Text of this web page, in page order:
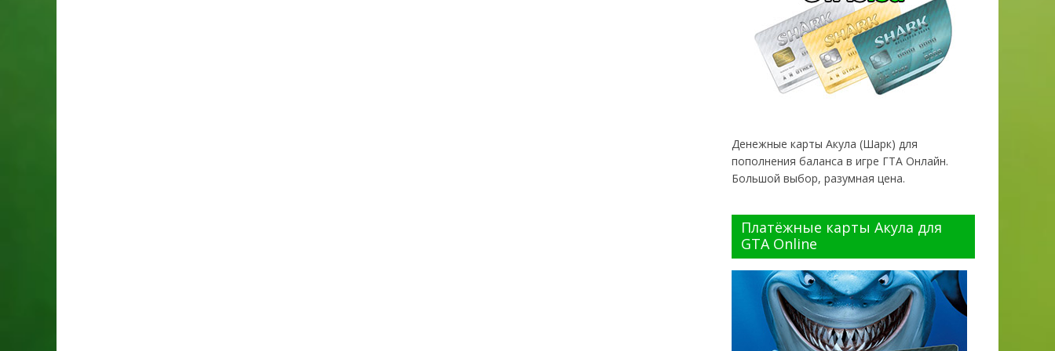
Денежные карты Акула (Шарк) для
пополнения баланса в игре ГТА Онлайн.
Большой выбор, разумная цена.
Платёжные карты Акула для
GTA Online